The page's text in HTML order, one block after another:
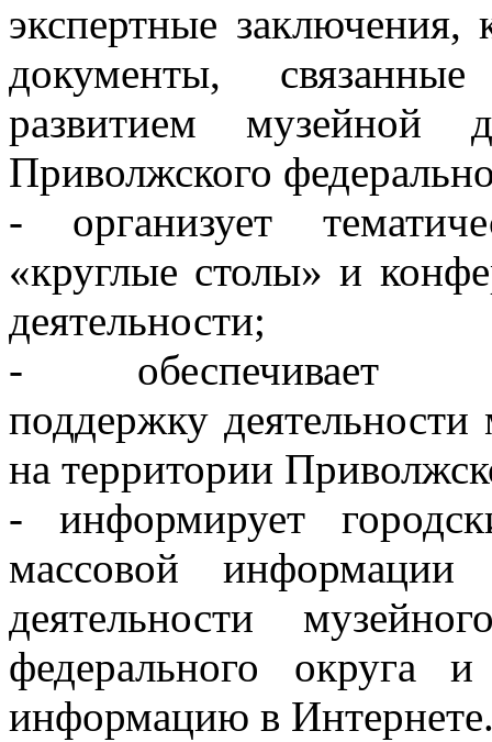
экспертные
документы,
развитием музейной
Приволжского
- организует
«круглые столы» и
деятельности;
- обеспечивает
поддержку
на территории
- информирует
массовой
деятельности
федерального округа
информацию в